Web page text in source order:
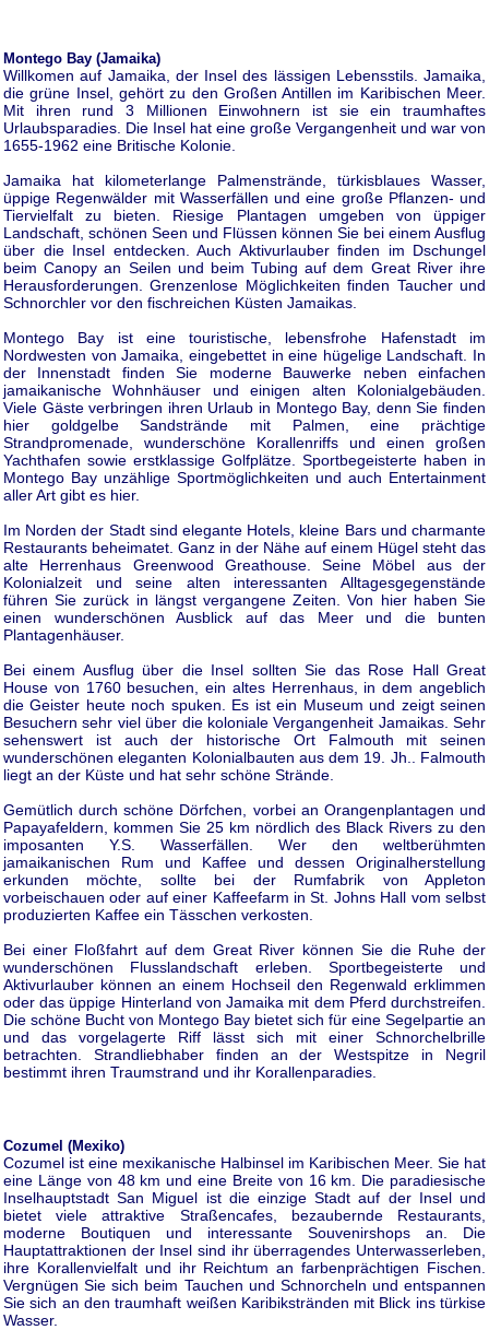
Montego Bay (Jamaika)
Willkomen auf Jamaika, der Insel des lässigen Lebensstils. Jamaika,
die grüne Insel, gehört zu den Großen Antillen im Karibischen Meer.
Mit ihren rund 3 Millionen Einwohnern ist sie ein traumhaftes
Urlaubsparadies. Die Insel hat eine große Vergangenheit und war von
1655-1962 eine Britische Kolonie.
Jamaika hat kilometerlange Palmenstrände, türkisblaues Wasser,
üppige Regenwälder mit Wasserfällen und eine große Pflanzen- und
Tiervielfalt zu bieten. Riesige Plantagen umgeben von üppiger
Landschaft, schönen Seen und Flüssen können Sie bei einem Ausflug
über die Insel entdecken. Auch Aktivurlauber finden im Dschungel
beim Canopy an Seilen und beim Tubing auf dem Great River ihre
Herausforderungen. Grenzenlose Möglichkeiten finden Taucher und
Schnorchler vor den fischreichen Küsten Jamaikas.
Montego Bay ist eine touristische, lebensfrohe Hafenstadt im
Nordwesten von Jamaika, eingebettet in eine hügelige Landschaft. In
der Innenstadt finden Sie moderne Bauwerke neben einfachen
jamaikanische Wohnhäuser und einigen alten Kolonialgebäuden.
Viele Gäste verbringen ihren Urlaub in Montego Bay, denn Sie finden
hier goldgelbe Sandstrände mit Palmen, eine prächtige
Strandpromenade, wunderschöne Korallenriffs und einen großen
Yachthafen sowie erstklassige Golfplätze. Sportbegeisterte haben in
Montego Bay unzählige Sportmöglichkeiten und auch Entertainment
aller Art gibt es hier.
Im Norden der Stadt sind elegante Hotels, kleine Bars und charmante
Restaurants beheimatet. Ganz in der Nähe auf einem Hügel steht das
alte Herrenhaus Greenwood Greathouse. Seine Möbel aus der
Kolonialzeit und seine alten interessanten Alltagesgegenstände
führen Sie zurück in längst vergangene Zeiten. Von hier haben Sie
einen wunderschönen Ausblick auf das Meer und die bunten
Plantagenhäuser.
Bei einem Ausflug über die Insel sollten Sie das Rose Hall Great
House von 1760 besuchen, ein altes Herrenhaus, in dem angeblich
die Geister heute noch spuken. Es ist ein Museum und zeigt seinen
Besuchern sehr viel über die koloniale Vergangenheit Jamaikas. Sehr
sehenswert ist auch der historische Ort Falmouth mit seinen
wunderschönen eleganten Kolonialbauten aus dem 19. Jh.. Falmouth
liegt an der Küste und hat sehr schöne Strände.
Gemütlich durch schöne Dörfchen, vorbei an Orangenplantagen und
Papayafeldern, kommen Sie 25 km nördlich des Black Rivers zu den
imposanten Y.S. Wasserfällen. Wer den weltberühmten
jamaikanischen Rum und Kaffee und dessen Originalherstellung
erkunden möchte, sollte bei der Rumfabrik von Appleton
vorbeischauen oder auf einer Kaffeefarm in St. Johns Hall vom selbst
produzierten Kaffee ein Tässchen verkosten.
Bei einer Floßfahrt auf dem Great River können Sie die Ruhe der
wunderschönen Flusslandschaft erleben. Sportbegeisterte und
Aktivurlauber können an einem Hochseil den Regenwald erklimmen
oder das üppige Hinterland von Jamaika mit dem Pferd durchstreifen.
Die schöne Bucht von Montego Bay bietet sich für eine Segelpartie an
und das vorgelagerte Riff lässt sich mit einer Schnorchelbrille
betrachten. Strandliebhaber finden an der Westspitze in Negril
bestimmt ihren Traumstrand und ihr Korallenparadies.
Cozumel (Mexiko)
Cozumel ist eine mexikanische Halbinsel im Karibischen Meer. Sie hat
eine Länge von 48 km und eine Breite von 16 km. Die paradiesische
Inselhauptstadt San Miguel ist die einzige Stadt auf der Insel und
bietet viele attraktive Straßencafes, bezaubernde Restaurants,
moderne Boutiquen und interessante Souvenirshops an. Die
Hauptattraktionen der Insel sind ihr überragendes Unterwasserleben,
ihre Korallenvielfalt und ihr Reichtum an farbenprächtigen Fischen.
Vergnügen Sie sich beim Tauchen und Schnorcheln und entspannen
Sie sich an den traumhaft weißen Karibikstränden mit Blick ins türkise
Wasser.